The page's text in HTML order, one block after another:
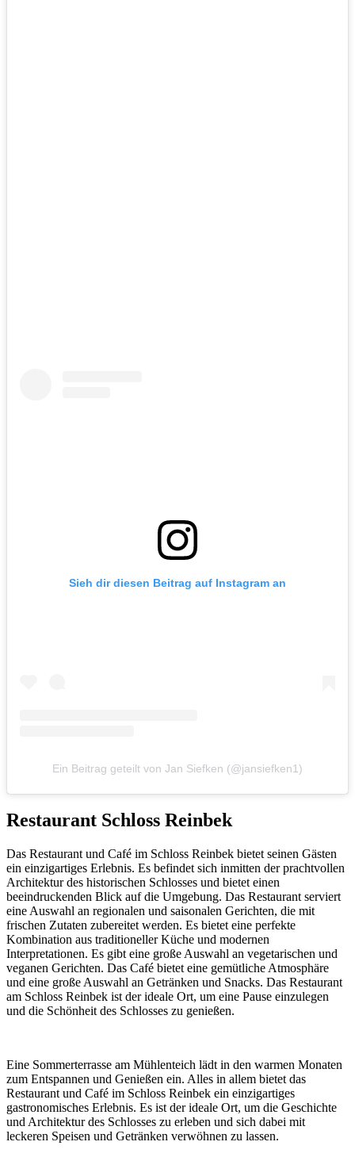
Sieh dir diesen Beitrag auf Instagram an
Ein Beitrag geteilt von Jan Siefken (@jansiefken1)
Restaurant Schloss Reinbek
Das Restaurant und Café im Schloss Reinbek bietet seinen Gästen
ein einzigartiges Erlebnis. Es befindet sich inmitten der prachtvollen
Architektur des historischen Schlosses und bietet einen
beeindruckenden Blick auf die Umgebung. Das Restaurant serviert
eine Auswahl an regionalen und saisonalen Gerichten, die mit
frischen Zutaten zubereitet werden. Es bietet eine perfekte
Kombination aus traditioneller Küche und modernen
Interpretationen. Es gibt eine große Auswahl an vegetarischen und
veganen Gerichten. Das Café bietet eine gemütliche Atmosphäre
und eine große Auswahl an Getränken und Snacks. Das Restaurant
am Schloss Reinbek ist der ideale Ort, um eine Pause einzulegen
und die Schönheit des Schlosses zu genießen.
Eine Sommerterrasse am Mühlenteich lädt in den warmen Monaten
zum Entspannen und Genießen ein. Alles in allem bietet das
Restaurant und Café im Schloss Reinbek ein einzigartiges
gastronomisches Erlebnis. Es ist der ideale Ort, um die Geschichte
und Architektur des Schlosses zu erleben und sich dabei mit
leckeren Speisen und Getränken verwöhnen zu lassen.